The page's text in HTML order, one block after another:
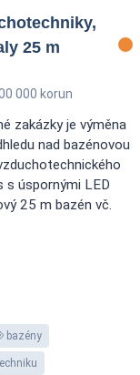
25 m
000 korun
zakázky je výměna
nad bazénovou
úspornými LED
25 m bazén vč.
bazény